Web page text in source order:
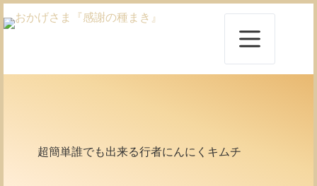
ン
超簡単誰でも出来る行者にんにくキムチ